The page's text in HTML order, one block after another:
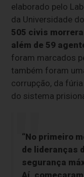
elaborado pelo
da Universidade
505 civis
além de 59
foram marcados
também foram
corrupção, da
do sistema
“No primeiro
de lideranças
segurança